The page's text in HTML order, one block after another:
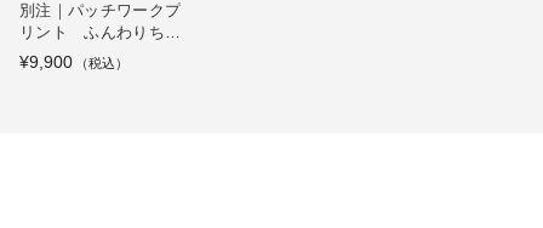
別注｜パッチワークプ
リント ふんわりちび
襟ブラウス
¥9,900